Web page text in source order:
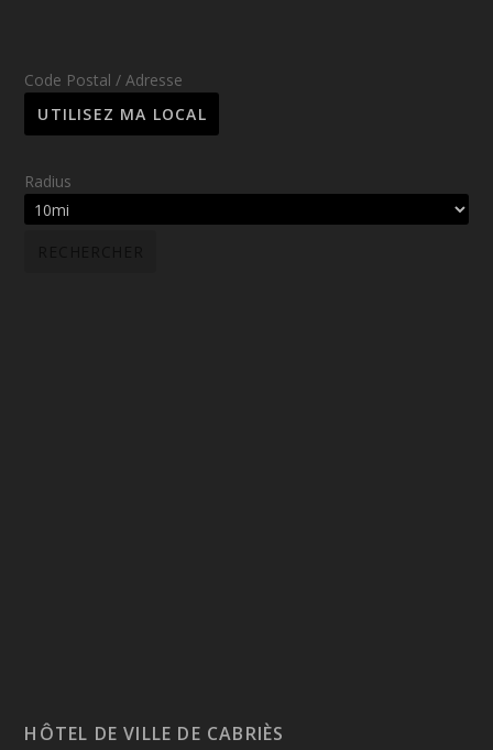
Code Postal / Adresse
Radius
HÔTEL DE VILLE DE CABRIÈS